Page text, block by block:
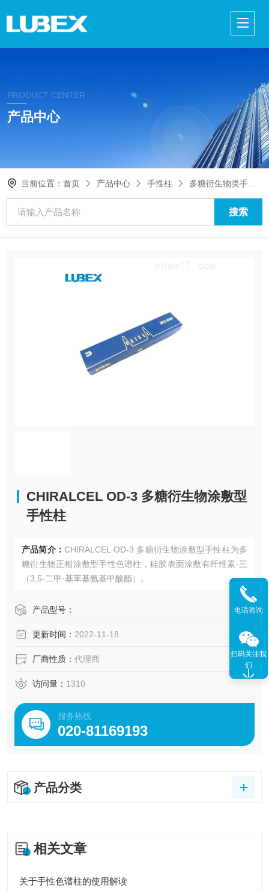
PRODUCT CENTER
产品中心
当前位置：首页 产品中心 手性柱 多糖衍生物类手性柱
CHIRALCEL OD-3 多糖衍生物涂敷型
手性柱
产品简介： CHIRALCEL OD-3 多糖衍生物涂敷型手性柱为多
糖衍生物正相涂敷型手性色谱柱，硅胶表面涂敷有纤维素-三
（3,5-二甲·基苯基氨基甲酸酯）。
产品型号：
更新时间： 2022-11-18
厂商性质： 代理商
访问量： 1310
服务热线
020-81169193
产品分类
相关文章
关于手性色谱柱的使用解读
电话咨询
扫码关注我
们